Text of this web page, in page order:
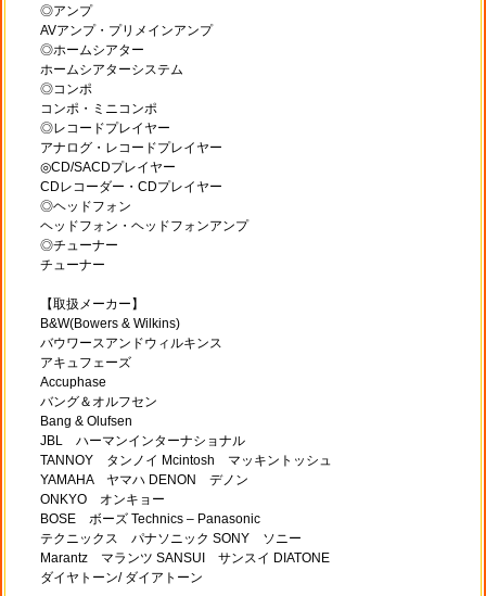
◎アンプ
AVアンプ・プリメインアンプ
◎ホームシアター
ホームシアターシステム
◎コンポ
コンポ・ミニコンポ
◎レコードプレイヤー
アナログ・レコードプレイヤー
◎CD/SACDプレイヤー
CDレコーダー・CDプレイヤー
◎ヘッドフォン
ヘッドフォン・ヘッドフォンアンプ
◎チューナー
チューナー
【取扱メーカー】
B&W(Bowers & Wilkins)
バウワースアンドウィルキンス
アキュフェーズ
Accuphase
バング＆オルフセン
Bang & Olufsen
JBL ハーマンインターナショナル
TANNOY タンノイ Mcintosh マッキントッシュ
YAMAHA ヤマハ DENON デノン
ONKYO オンキョー
BOSE ボーズ Technics – Panasonic
テクニックス パナソニック SONY ソニー
Marantz マランツ SANSUI サンスイ DIATONE
ダイヤトーン/ ダイアトーン